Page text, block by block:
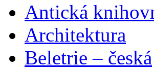
Antická
Architektura
Beletrie – česká